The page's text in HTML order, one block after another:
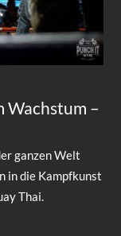
Wachstum –
ganzen Welt
in die Kampfkunst
Thai.